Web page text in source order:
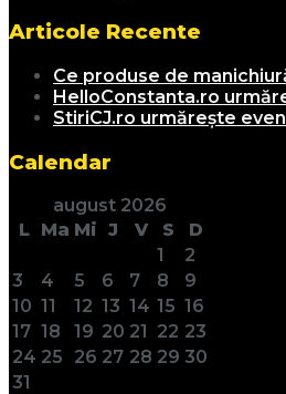
Articole Recente
Ce produse de
HelloConstanta.ro
StiriCJ.ro urmărește
Calendar
august 2026
L Ma Mi J V S
D
1
2
3
4 5 6 7 8
9
10 11 12 13 14 15 16
17 18 19 20 21 22 23
24 25 26 27 28 29 30
31